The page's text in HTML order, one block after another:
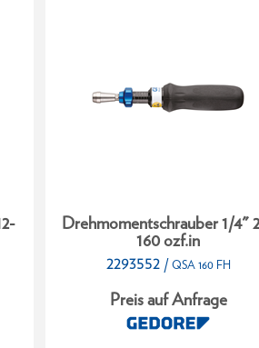
Drehmomentschrauber 1/4"
160 ozf.in
2293552 / QSA 160 FH
Preis auf Anfrage